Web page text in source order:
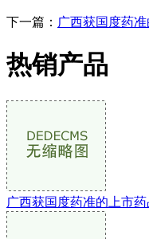
下一篇： 广西获国度药
热销产品
广西获国度药准的上市药